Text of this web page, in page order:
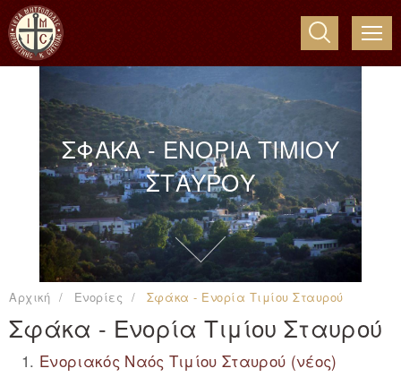
ΣΦΑΚΑ - ΕΝΟΡΙΑ ΤΙΜΙΟΥ
ΣΤΑΥΡΟΥ
Αρχική Ενορίες Σφάκα - Ενορία Τιμίου Σταυρού
Σφάκα - Ενορία Τιμίου Σταυρού
Ενοριακός Ναός Τιμίου Σταυρού (νέος)